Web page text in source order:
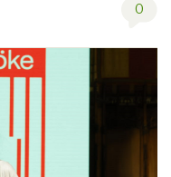
0